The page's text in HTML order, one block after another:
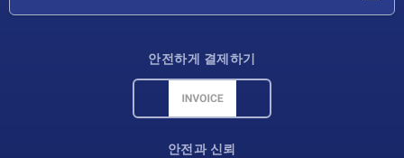
안전하게 결제하기
안전과 신뢰